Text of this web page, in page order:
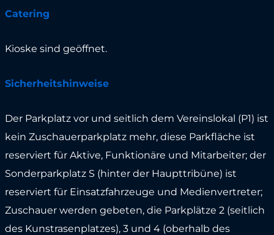
Catering
Kioske sind geöffnet.
Sicherheitshinweise
Der Parkplatz vor und seitlich dem Vereinslokal (P1) ist
kein Zuschauerparkplatz mehr, diese Parkfläche ist
reserviert für Aktive, Funktionäre und Mitarbeiter; der
Sonderparkplatz S (hinter der Haupttribüne) ist
reserviert für Einsatzfahrzeuge und Medienvertreter;
Zuschauer werden gebeten, die Parkplätze 2 (seitlich
des Kunstrasenplatzes), 3 und 4 (oberhalb des